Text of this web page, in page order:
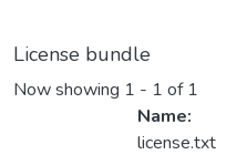
License bundle
Now showing 1 - 1 of 1
Name:
license.txt